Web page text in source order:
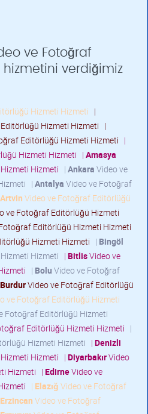
ve Fotoğraf
hizmetini verdiğimiz
Hizmeti Hizmeti |
Hizmeti Hizmeti |
Editörlüğü Hizmeti Hizmeti |
Hizmeti Hizmeti | Amasya
Hizmeti | Ankara Video ve
| Antalya Video ve Fotoğraf
Artvin Video ve Fotoğraf Editörlüğü
ve Fotoğraf Editörlüğü Hizmeti
Editörlüğü Hizmeti Hizmeti
Hizmeti Hizmeti | Bingöl
Hizmeti | BitlisVideo ve
| Bolu Video ve Fotoğraf
BurdurVideo ve Fotoğraf Editörlüğü
ve Fotoğraf Editörlüğü Hizmeti
Fotoğraf Editörlüğü Hizmeti
Editörlüğü Hizmeti Hizmeti |
Hizmeti Hizmeti | Denizli
Hizmeti | DiyarbakırVideo
Hizmeti | EdirneVideo ve
| Elazığ Video ve Fotoğraf
Erzincan Video ve Fotoğraf